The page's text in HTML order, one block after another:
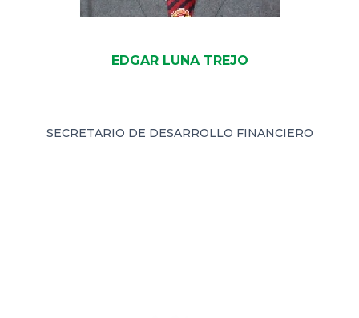
EDGAR LUNA TREJO
SECRETARIO DE DESARROLLO FINANCIERO